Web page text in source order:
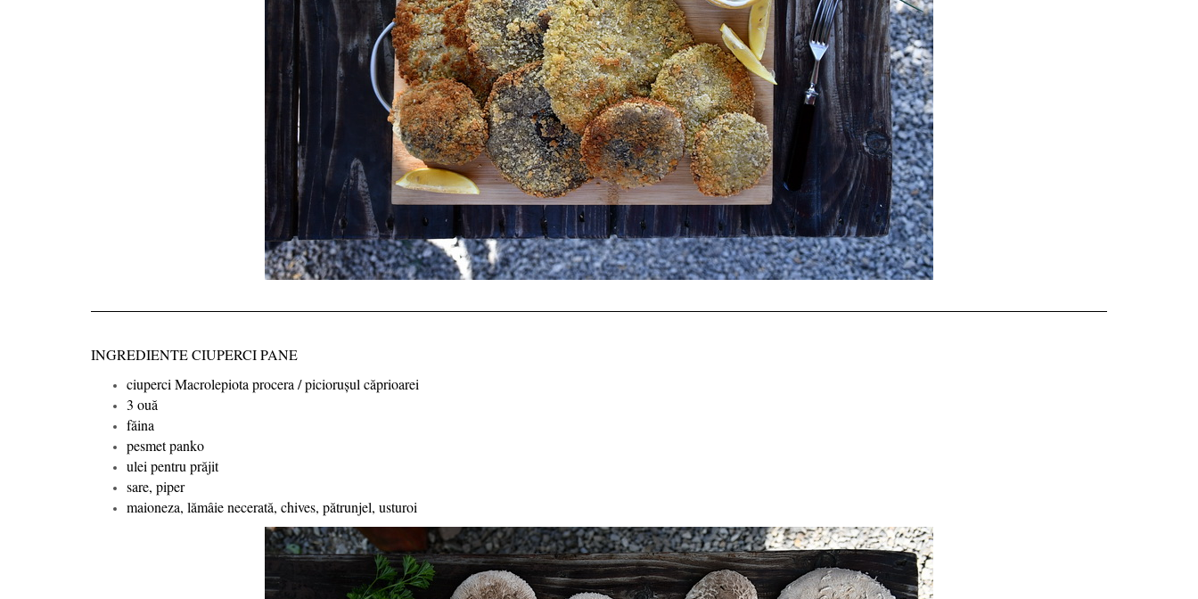
INGREDIENTE CIUPERCI PANE
ciuperci Macrolepiota procera / piciorușul căprioarei
3 ouă
făina
pesmet panko
ulei pentru prăjit
sare, piper
maioneza, lămâie necerată, chives, pătrunjel, usturoi